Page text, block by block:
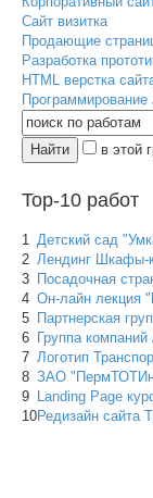
Сайт визитка
Продающие
Разработка
HTML верстка
в этой
Top-10 работ
1 Детский сад
2 Лендинг Шкафы-
3 Посадочная
4 Он-лайн лекция
5 Партнерская
6 Группа
7 Логотип
8 ЗАО
9 Landing Page
10Редизайн сайта